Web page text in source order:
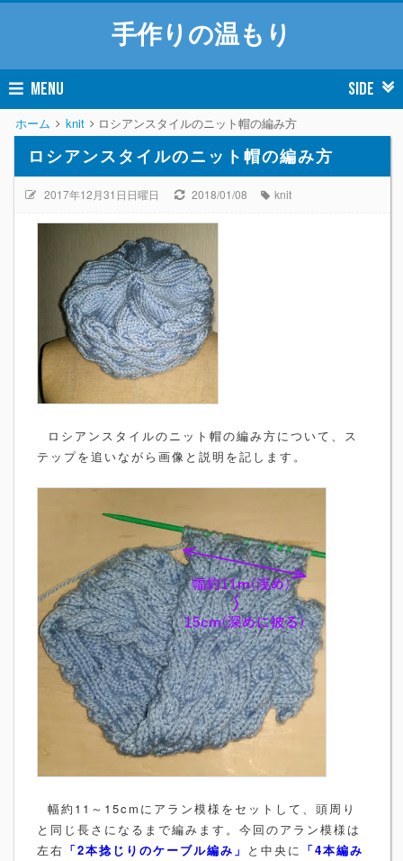
手作りの温もり
MENU SIDE
ホーム knit ロシアンスタイルのニット帽の編み方
ロシアンスタイルのニット帽の編み方
2017年12月31日日曜日 2018/01/08 knit
ロシアンスタイルのニット帽の編み方について、ス
テップを追いながら画像と説明を記します。
幅約11～15cmにアラン模様をセットして、頭周り
と同じ長さになるまで編みます。今回のアラン模様は
左右 「2本捻じりのケーブル編み」 と中央に 「4本編み